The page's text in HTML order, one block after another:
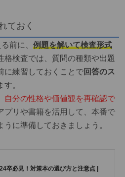
ておく
前に、 例題を解いて検査形式
格検査では、質問の種類や出題
に練習しておくことで回答のス
す。
自分の性格や価値観を再確認で
プリや書籍を活用して、本番で
に準備しておきましょう。
卒必見！対策本の選び方と注意点 |